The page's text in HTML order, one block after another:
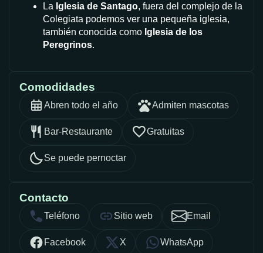
La Iglesia de Santago, fuera del complejo de la
Colegiata podemos ver una pequeña iglesia,
también conocida como Iglesia de los
Peregrinos.
Comodidades
Abren todo el año Admiten mascotas
Bar-Restaurante Gratuitas
Se puede pernoctar
Contacto
Teléfono Sitio web Email
Facebook X WhatsApp